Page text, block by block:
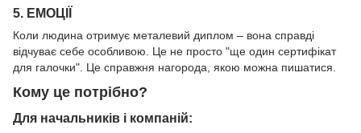
5. ЕМОЦІЇ
Коли людина отримує металевий диплом – вона справді
відчуває себе особливою. Це не просто "ще один сертифікат
для галочки". Це справжня нагорода, якою можна пишатися.
Кому це потрібно?
Для начальників і компаній: